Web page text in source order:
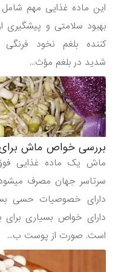
این ماده غذایی مهم شامل
بهبود سلامتی و پیشگیری از
کننده بلغم نخود فرنگی
شدید در بلغم مؤث...
بررسی خواص ماش برای
ماش یک ماده غذایی فوق
سرتاسر جهان مصرف میشود.
دارای خصوصیات حسی
دارای خواص بسیاری برای
است. صورت از پوست ب...